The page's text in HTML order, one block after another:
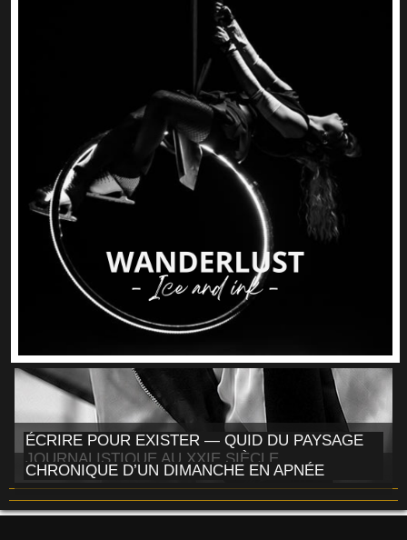
ÉCRIRE POUR EXISTER — QUID DU PAYSAGE
JOURNALISTIQUE AU XXIE SIÈCLE
CHRONIQUE D’UN DIMANCHE EN APNÉE